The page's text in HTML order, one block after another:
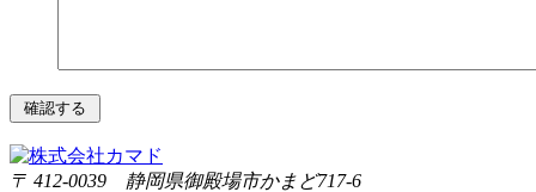
〒 412-0039 静岡県御殿場市かまど717-6